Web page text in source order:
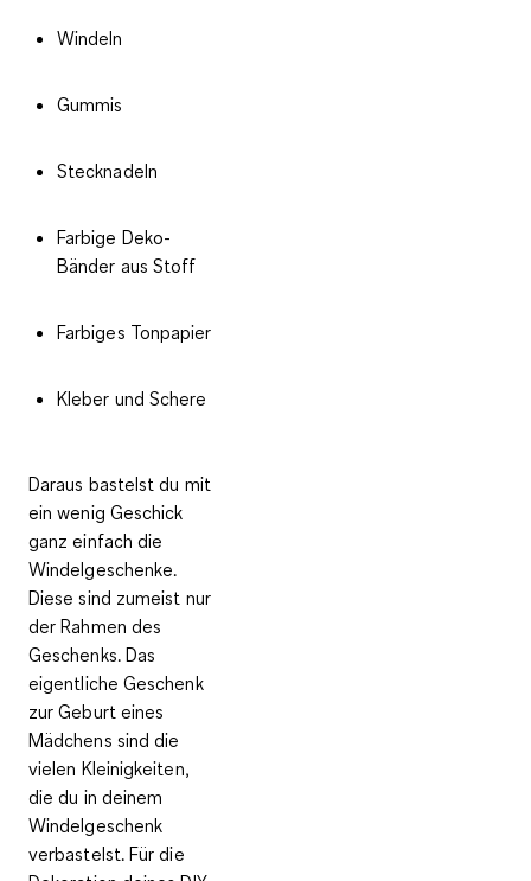
Windeln
Gummis
Stecknadeln
Farbige Deko-
Bänder aus Stoff
Farbiges Tonpapier
Kleber und Schere
Daraus bastelst du mit
ein wenig Geschick
ganz einfach die
Windelgeschenke.
Diese sind zumeist nur
der Rahmen des
Geschenks. Das
eigentliche Geschenk
zur Geburt eines
Mädchens sind die
vielen Kleinigkeiten,
die du in deinem
Windelgeschenk
verbastelst. Für die